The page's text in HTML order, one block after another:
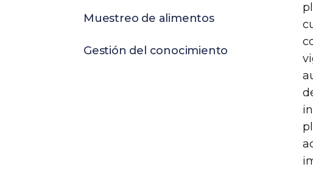
Muestreo de alimentos
Gestión del conocimiento